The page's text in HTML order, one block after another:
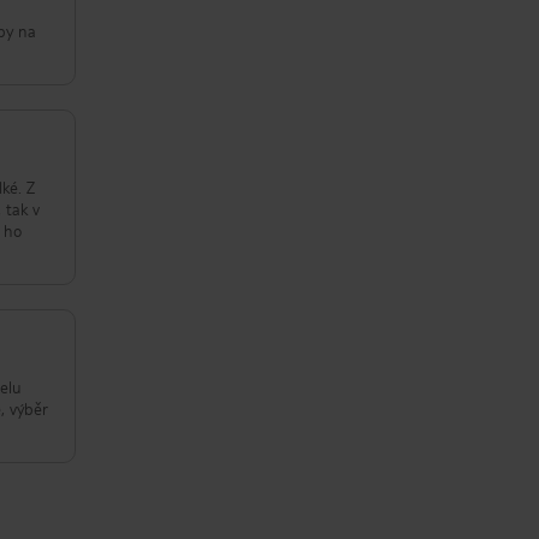
na
Z
tak v
ho
výběr